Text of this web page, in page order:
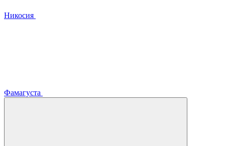
Никосия
Фамагуста